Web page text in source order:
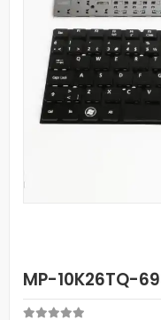
MP-10K26TQ-